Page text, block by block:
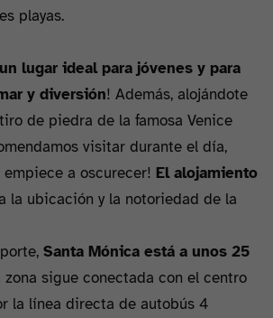
playas.
un lugar ideal para jóvenes y para
y diversión! Además, alojándote
de piedra de la famosa Venice
visitar durante el día,
empiece a oscurecer! El alojamiento
la ubicación y la notoriedad de la
Santa Mónica está a unos 25
zona sigue conectada con el centro
la línea directa de autobús 4